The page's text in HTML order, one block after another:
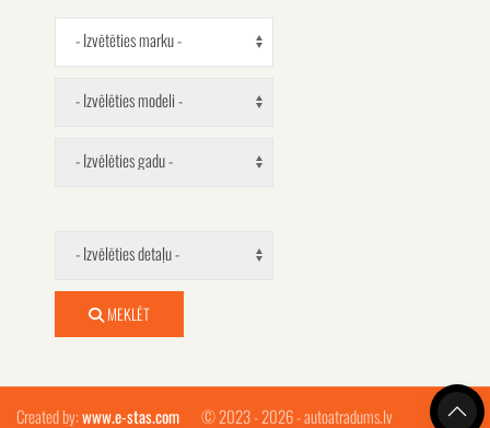
- Izvētēties marku -
- Izvēlēties modeli -
- Izvēlēties gadu -
- Izvēlēties detaļu -
MEKLĒT
Created by:www.e-stas.com © 2023 - 2026 - autoatradums.lv